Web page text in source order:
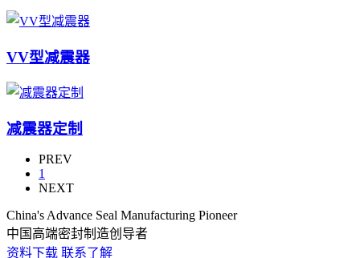
VV型减震器
减震器定制
PREV
1
NEXT
China's Advance Seal Manufacturing Pioneer
中国高端密封制造创导者
资料下载 联系了解